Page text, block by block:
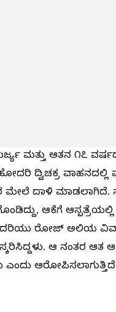
ಮತ್ತು ಆತನ ೧೭
ದ್ವಿಚಕ್ರ ವಾಹನದಲ್ಲಿ
ಮೇಲೆ ದಾಳಿ
ಆಕೆಗೆ ಆಸ್ಪತ್ರೆಯಲ್ಲಿ
ರೋಜ್ ಅಲಿಯ
ಆ ನಂತರ ಆತ
ಎಂದು